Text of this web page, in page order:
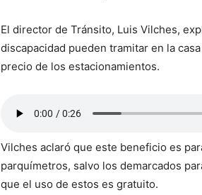
El director de Tránsito, Luis Vilches,
discapacidad pueden tramitar en la
precio de los estacionamientos.
Vilches aclaró que este beneficio es
parquímetros, salvo los demarcados
que el uso de estos es gratuito.